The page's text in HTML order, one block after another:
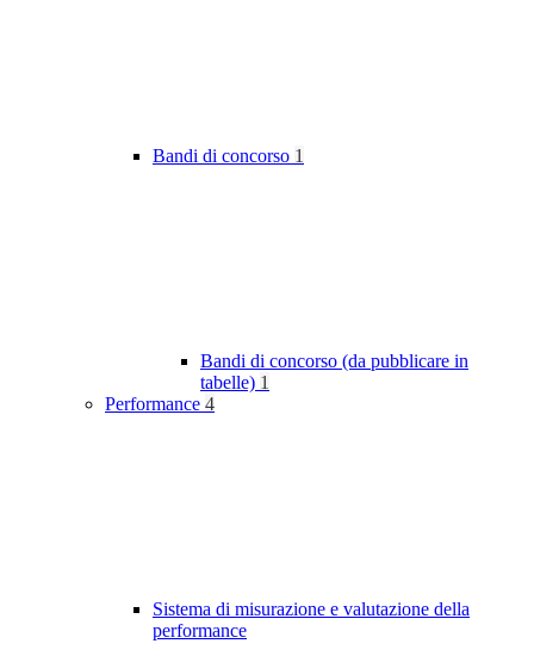
Bandi di concorso 1
Bandi di concorso (da pubblicare in
tabelle) 1
Performance 4
Sistema di misurazione e valutazione della
performance